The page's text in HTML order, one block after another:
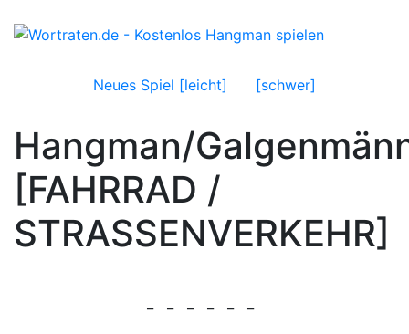
Neues Spiel [leicht] [schwer]
Hangman/
[FAHRRAD /
STRASSENVERKEHR]